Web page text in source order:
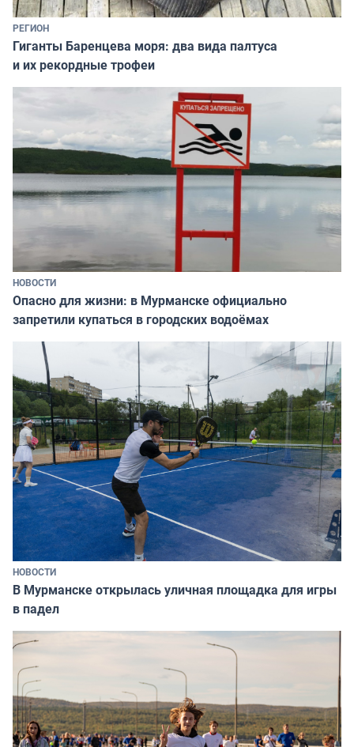
РЕГИОН
Гиганты Баренцева моря: два вида палтуса
и их рекордные трофеи
НОВОСТИ
Опасно для жизни: в Мурманске официально
запретили купаться в городских водоёмах
НОВОСТИ
В Мурманске открылась уличная площадка для игры
в падел